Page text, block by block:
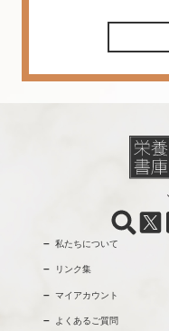
私たちについて
リンク集
マイアカウント
よくあるご質問